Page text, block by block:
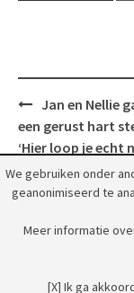
Post
navigation
Jan en Nellie
een gerust hart
‘Hier loop je echt
© 2018 Grootpeelland.
We gebruiken onder
geanonimiseerd te
Meer informatie
[X] Ik ga